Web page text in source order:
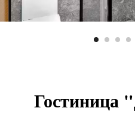
Гостиница